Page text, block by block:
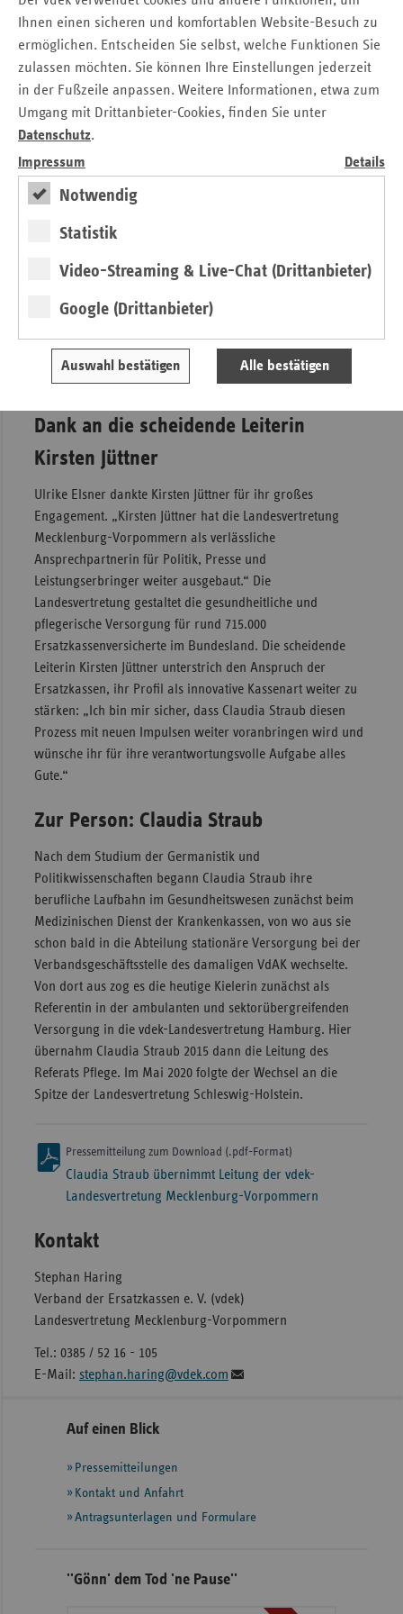
Ihnen einen sicheren und komfortablen Website-Besuch zu
ermöglichen. Entscheiden Sie selbst, welche Funktionen Sie
zulassen möchten. Sie können Ihre Einstellungen jederzeit
in der Fußzeile anpassen. Weitere Informationen, etwa zum
Umgang mit Drittanbieter-Cookies, finden Sie unter
Datenschutz.
Impressum
Details
Notwendig
Statistik
Video-Streaming & Live-Chat (Drittanbieter)
Google (Drittanbieter)
Auswahl bestätigen Alle bestätigen
vertrauensvollen und konstruktiven Zusammenarbeit mit
allen Partnerinnen und Partnern des Gesundheitswesens in
Mecklenburg-Vorpommern“, so Claudia Straub.
„Als Flächenländer stehen Schleswig-Holstein und
Mecklenburg-Vorpommern vor sehr ähnlichen, spezifischen
Herausforderungen, die sich von eher dicht besiedelten
Bundesländern in verschiedenen Bereichen unterscheiden.
Claudia Straub hat in den zurückliegenden Jahren unter
Beweis gestellt, dass sie regionale Besonderheiten wie
auch den bundesweiten Blick optimal verbindet und
mit unseren zahlreichen Partnerinnen und Partnern
gerade auch in diesen Zeiten in beiden norddeutschen
Flächenländern auf ihre Erfahrung und ihren Einsatz
bauen können“, so die Vorstandsvorsitzende des vdek,
Ulrike Elsner.
Dank an die scheidende Leiterin
Kirsten Jüttner
Ulrike Elsner dankte Kirsten Jüttner für ihr großes
Engagement. „Kirsten Jüttner hat die Landesvertretung
Mecklenburg-Vorpommern als verlässliche
Ansprechpartnerin für Politik, Presse und
Leistungserbringer weiter ausgebaut.“ Die
Landesvertretung gestaltet die gesundheitliche und
pflegerische Versorgung für rund 715.000
Ersatzkassenversicherte im Bundesland. Die scheidende
Leiterin Kirsten Jüttner unterstrich den Anspruch der
Ersatzkassen, ihr Profil als innovative Kassenart weiter zu
stärken: „Ich bin mir sicher, dass Claudia Straub diesen
Prozess mit neuen Impulsen weiter voranbringen wird und
wünsche ihr für ihre verantwortungsvolle Aufgabe alles
Gute.“
Zur Person: Claudia Straub
Nach dem Studium der Germanistik und
Politikwissenschaften begann Claudia Straub ihre
berufliche Laufbahn im Gesundheitswesen zunächst beim
Medizinischen Dienst der Krankenkassen, von wo aus sie
schon bald in die Abteilung stationäre Versorgung bei der
Verbandsgeschäftsstelle des damaligen VdAK wechselte.
Von dort aus zog es die heutige Kielerin zunächst als
Referentin in der ambulanten und sektorübergreifenden
Versorgung in die vdek-Landesvertretung Hamburg. Hier
übernahm Claudia Straub 2015 dann die Leitung des
Referats Pflege. Im Mai 2020 folgte der Wechsel an die
Spitze der Landesvertretung Schleswig-Holstein.
Pressemitteilung zum Download (.pdf-Format)
Claudia Straub übernimmt Leitung der vdek-
Landesvertretung Mecklenburg-Vorpommern
Kontakt
Stephan Haring
Verband der Ersatzkassen e. V. (vdek)
Landesvertretung Mecklenburg-Vorpommern
Tel.: 0385 / 52 16 - 105
E-Mail: stephan.haring@vdek.com
Seitennavigation
Seitenleiste
weiteren
Informationen
Auf einen Blick
Pressemitteilungen
Kontakt und Anfahrt
Antragsunterlagen und Formulare
''Gönn' dem Tod 'ne Pause''